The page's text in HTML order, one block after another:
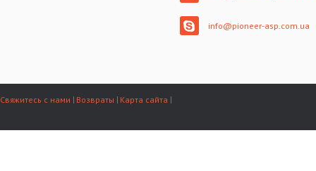
info@pioneer-asp.com.ua
Свяжитесь с нами Возвраты Карта сайта